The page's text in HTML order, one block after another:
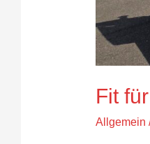
Fit
Allgemein